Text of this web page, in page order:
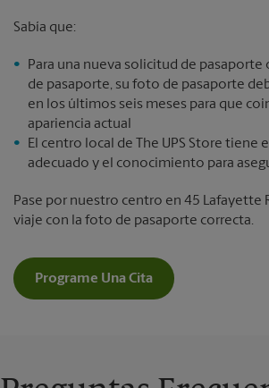
Sabía que:
Para una nueva solicitud de pasaporte
de pasaporte, su foto de pasaporte
en los últimos seis meses para que
apariencia actual
El centro local de The UPS Store tiene
adecuado y el conocimiento para
Pase por nuestro centro en 45 Lafayette
viaje con la foto de pasaporte correcta.
Programe Una Cita